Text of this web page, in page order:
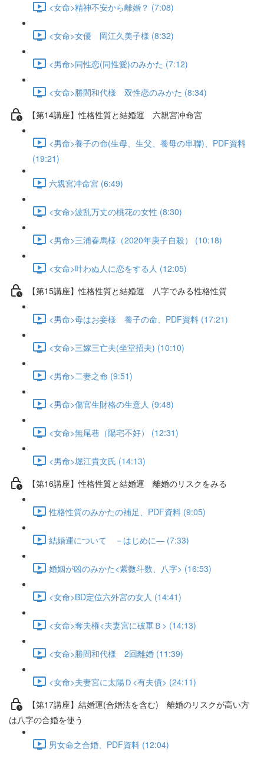
<女命>精神不安から離婚？ (7:08)
<女命>女優 岡江久美子様 (8:32)
<男命>同性恋(同性愛)のみかた (7:12)
<女命>勝間和代様 双性恋のみかた (8:34)
【第14講座】性格性質と結婚運 六親宮冲命宮
<男命>養子の命(生母、生父、養母の串聯)、PDF資料
(19:21)
六親宮冲命宮 (6:49)
<女命>波乱万丈の桃花の女性 (8:30)
<男命>三浦春馬様（2020年庚子自殺） (10:18)
<女命>叶わぬ人に恋をする人 (12:05)
【第15講座】性格性質と結婚運 八字でみる性格性質
<男命>母はお妾様 養子の命、PDF資料 (17:21)
<女命>三嫁三亡夫(坐堂招夫) (10:10)
<男命>二妻之命 (9:51)
<男命>傷官生財格の生意人 (9:48)
<女命>無尾巷（陽宅不好） (12:31)
<男命>堀江貴文氏 (14:13)
【第16講座】性格性質と結婚運 離婚のリスクをみる
性格性質のみかたの補足、PDF資料 (9:05)
結婚運について －はじめに― (7:33)
婚姻が凶のみかた<紫微斗数、八字> (16:53)
<女命>BD定位六外宮の女人 (14:41)
<女命>奪夫権<夫妻宮に破軍Ｂ> (14:13)
<女命>勝間和代様 2回離婚 (11:39)
<女命>夫妻宮に太陽Ｄ<有夫債> (24:11)
【第17講座】結婚運(合婚法を含む) 離婚のリスクが高い方
は八字の合婚を使う
男女命之合婚、PDF資料 (12:04)